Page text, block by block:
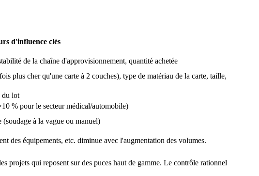
d'influence clés
de la chaîne d'approvisionnement, quantité achetée
plus cher qu'une carte à 2 couches), type de matériau de la carte, taille,
du lot
% pour le secteur médical/automobile)
(soudage à la vague ou manuel)
des équipements, etc. diminue avec l'augmentation des volumes.
projets qui reposent sur des puces haut de gamme. Le contrôle rationnel